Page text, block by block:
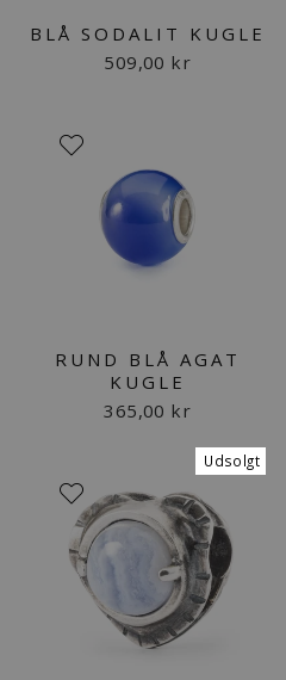
BLÅ SODALIT KUGLE
509,00 kr
RUND BLÅ AGAT
KUGLE
365,00 kr
Udsolgt